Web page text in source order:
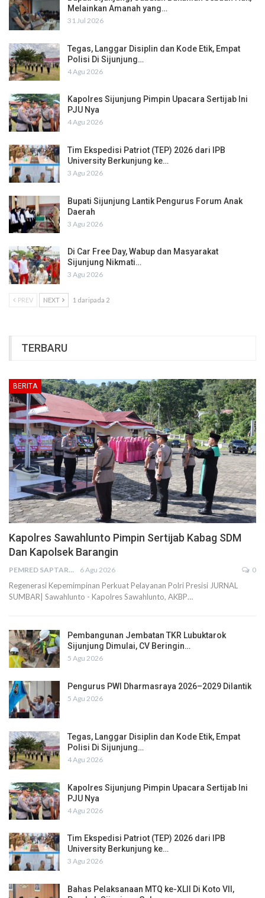
Melainkan Amanah yang…
31 Jul 2026
Tegas, Langgar Disiplin dan Kode Etik, Empat
Polisi Di Sijunjung…
4 Agu 2026
Kapolres Sijunjung Pimpin Upacara Sertijab Ini
PJU Nya
4 Agu 2026
Tim Ekspedisi Patriot (TEP) 2026 dari IPB
University Berkunjung ke…
3 Agu 2026
Bupati Sijunjung Lantik Pengurus Forum Anak
Daerah
3 Agu 2026
Di Car Free Day, Wabup dan Masyarakat
Sijunjung Nikmati…
3 Agu 2026
PREV NEXT 1 daripada 2
TERBARU
BERITA
Kapolres Sawahlunto Pimpin Sertijab Kabag SDM
Dan Kapolsek Barangin
PEMRED SAPTARIUS 6 Agu 2026 0
Regenerasi Kepemimpinan Perkuat Pelayanan Polri Presisi JURNAL
SUMBAR| Sawahlunto - Kapolres Sawahlunto, AKBP…
Pembangunan Jembatan TKR Lubuktarok
Sijunjung Dimulai, CV Beringin…
5 Agu 2026
Pengurus PWI Dharmasraya 2026–2029 Dilantik
5 Agu 2026
Tegas, Langgar Disiplin dan Kode Etik, Empat
Polisi Di Sijunjung…
4 Agu 2026
Kapolres Sijunjung Pimpin Upacara Sertijab Ini
PJU Nya
4 Agu 2026
Tim Ekspedisi Patriot (TEP) 2026 dari IPB
University Berkunjung ke…
3 Agu 2026
Bahas Pelaksanaan MTQ ke-XLII Di Koto VII,